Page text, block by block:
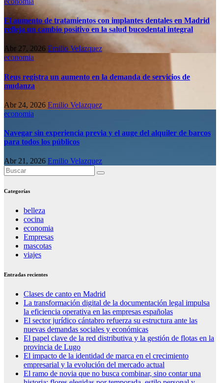
El aumento de tratamientos con implantes dentales en Madrid
refleja un cambio positivo en la salud bucodental integral
Abr 27, 2026 Emilio Velazquez
economia
Reus registra un aumento en la demanda de servicios de
mudanza
Abr 24, 2026 Emilio Velazquez
economia
Navegar sin experiencia previa y el auge del alquiler de barcos
para todos los públicos
Abr 21, 2026 Emilio Velazquez
Categorías
belleza
cocina
economia
Empresas
mascotas
viajes
Entradas recientes
Clases de canto en Madrid
La transformación digital de la documentación legal impulsa
la eficiencia operativa en las empresas españolas
El sector jurídico cántabro refuerza su estructura ante las
nuevas demandas sociales y económicas
El papel clave de la red distributiva y la gestión de flotas en la
provincia de Lugo
El impacto de la identidad de marca en el crecimiento
empresarial y la evolución del mercado actual
El ramo de novia que no busca combinar, sino contar una